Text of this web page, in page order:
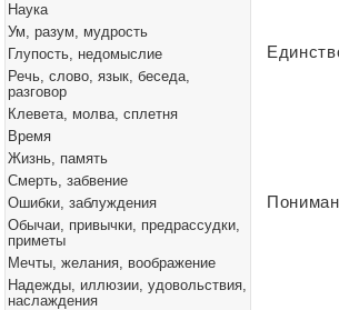
Наука
Ум, разум, мудрость
Глупость, недомыслие
Речь, слово, язык, беседа,
разговор
Клевета, молва, сплетня
Время
Жизнь, память
Смерть, забвение
Ошибки, заблуждения
Обычаи, привычки, предрассудки,
приметы
Мечты, желания, воображение
Надежды, иллюзии, удовольствия,
наслаждения